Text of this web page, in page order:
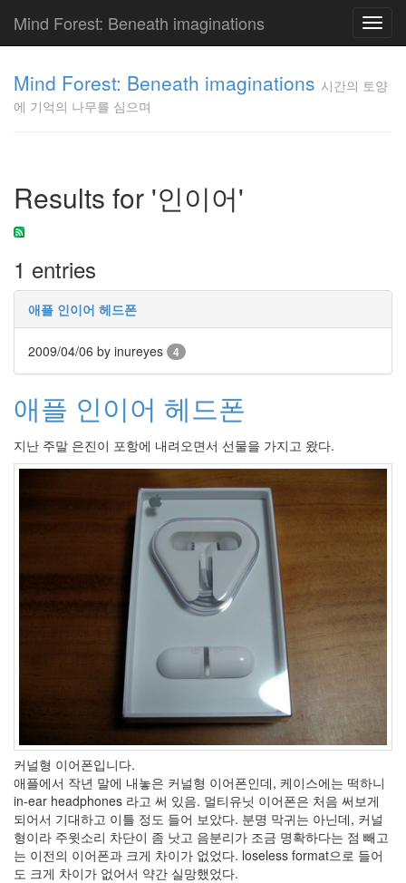
Mind Forest: Beneath imaginations
Mind Forest: Beneath imaginations 시간의 토양
에 기억의 나무를 심으며
Results for '인이어'
1 entries
애플 인이어 헤드폰
2009/04/06 by inureyes 4
애플 인이어 헤드폰
지난 주말 은진이 포항에 내려오면서 선물을 가지고 왔다.
커널형 이어폰입니다.
애플에서 작년 말에 내놓은 커널형 이어폰인데, 케이스에는 떡하니
in-ear headphones 라고 써 있음. 멀티유닛 이어폰은 처음 써보게
되어서 기대하고 이틀 정도 들어 보았다. 분명 막귀는 아닌데, 커널
형이라 주윗소리 차단이 좀 낫고 음분리가 조금 명확하다는 점 빼고
는 이전의 이어폰과 크게 차이가 없었다. loseless format으로 들어
도 크게 차이가 없어서 약간 실망했었다.
이
의
글
단
상
덕
질
의
화]
인
이
드
계
획
(1)
CODE
keyboard
MX
clear
미